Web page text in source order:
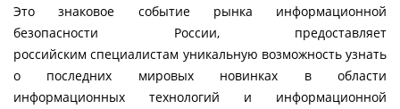
Это знаковое событие рынка информационной
безопасности России, предоставляет
российским специалистам уникальную возможность узнать
о последних мировых новинках в области
информационных технологий и информационной